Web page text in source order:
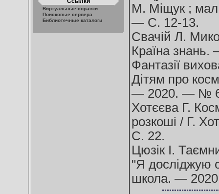
Виртуальные справки
Поисковые сервера
Библиотечные каталоги
М. Міщук ;
— С. 12-13.
Свачій Л.
Країна
Фантазії
Дітям про
— 2020. — №
Хотєєва Г.
розкоші / Г.
С. 22.
Цюзік І.
"Я досліджую
школа. —